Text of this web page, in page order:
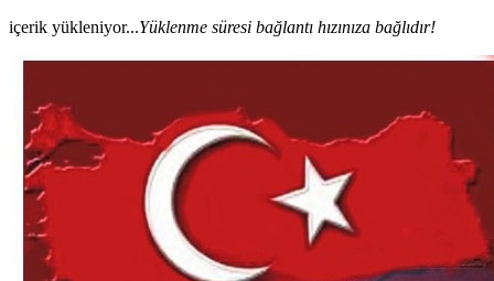
içerik yükleniyor...Yüklenme süresi bağlantı hızınıza bağlıdır!